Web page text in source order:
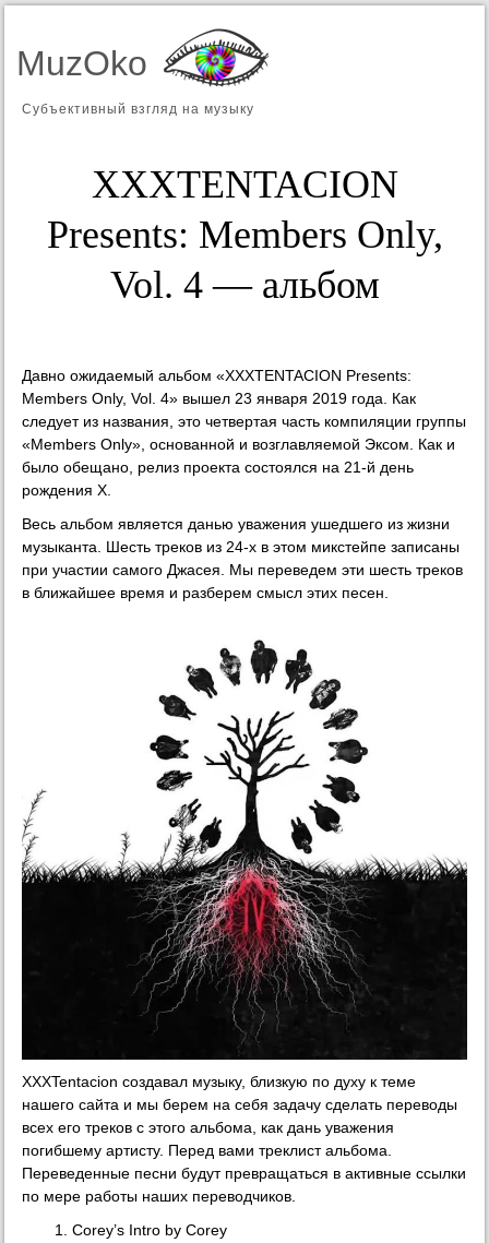
MuzOko
Субъективный взгляд на музыку
XXXTENTACION
Presents: Members Only,
Vol. 4 — альбом
Давно ожидаемый альбом «XXXTENTACION Presents:
Members Only, Vol. 4» вышел 23 января 2019 года. Как
следует из названия, это четвертая часть компиляции группы
«Members Only», основанной и возглавляемой Эксом. Как и
было обещано, релиз проекта состоялся на 21-й день
рождения X.
Весь альбом является данью уважения ушедшего из жизни
музыканта. Шесть треков из 24-х в этом микстейпе записаны
при участии самого Джасея. Мы переведем эти шесть треков
в ближайшее время и разберем смысл этих песен.
XXXTentacion создавал музыку, близкую по духу к теме
нашего сайта и мы берем на себя задачу сделать переводы
всех его треков с этого альбома, как дань уважения
погибшему артисту. Перед вами треклист альбома.
Переведенные песни будут превращаться в активные ссылки
по мере работы наших переводчиков.
1. Corey’s Intro by Corey